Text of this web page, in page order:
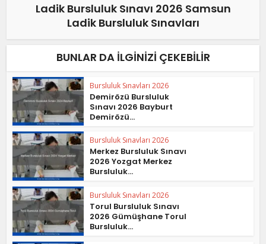
Ladik Bursluluk Sınavı 2026 Samsun
Ladik Bursluluk Sınavları
BUNLAR DA İLGINIZI ÇEKEBILIR
Bursluluk Sınavları 2026
Demirözü Bursluluk
Sınavı 2026 Bayburt
Demirözü...
Bursluluk Sınavları 2026
Merkez Bursluluk Sınavı
2026 Yozgat Merkez
Bursluluk...
Bursluluk Sınavları 2026
Torul Bursluluk Sınavı
2026 Gümüşhane Torul
Bursluluk...